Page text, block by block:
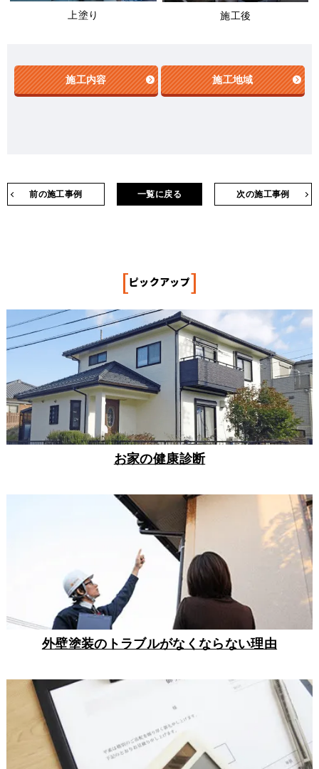
上塗り 施工後
施工内容 施工地域
前の施工事例 次の施工事例
一覧に戻る
[ピックアップ]
お家の健康診断
外壁塗装のトラブルがなくならない理由